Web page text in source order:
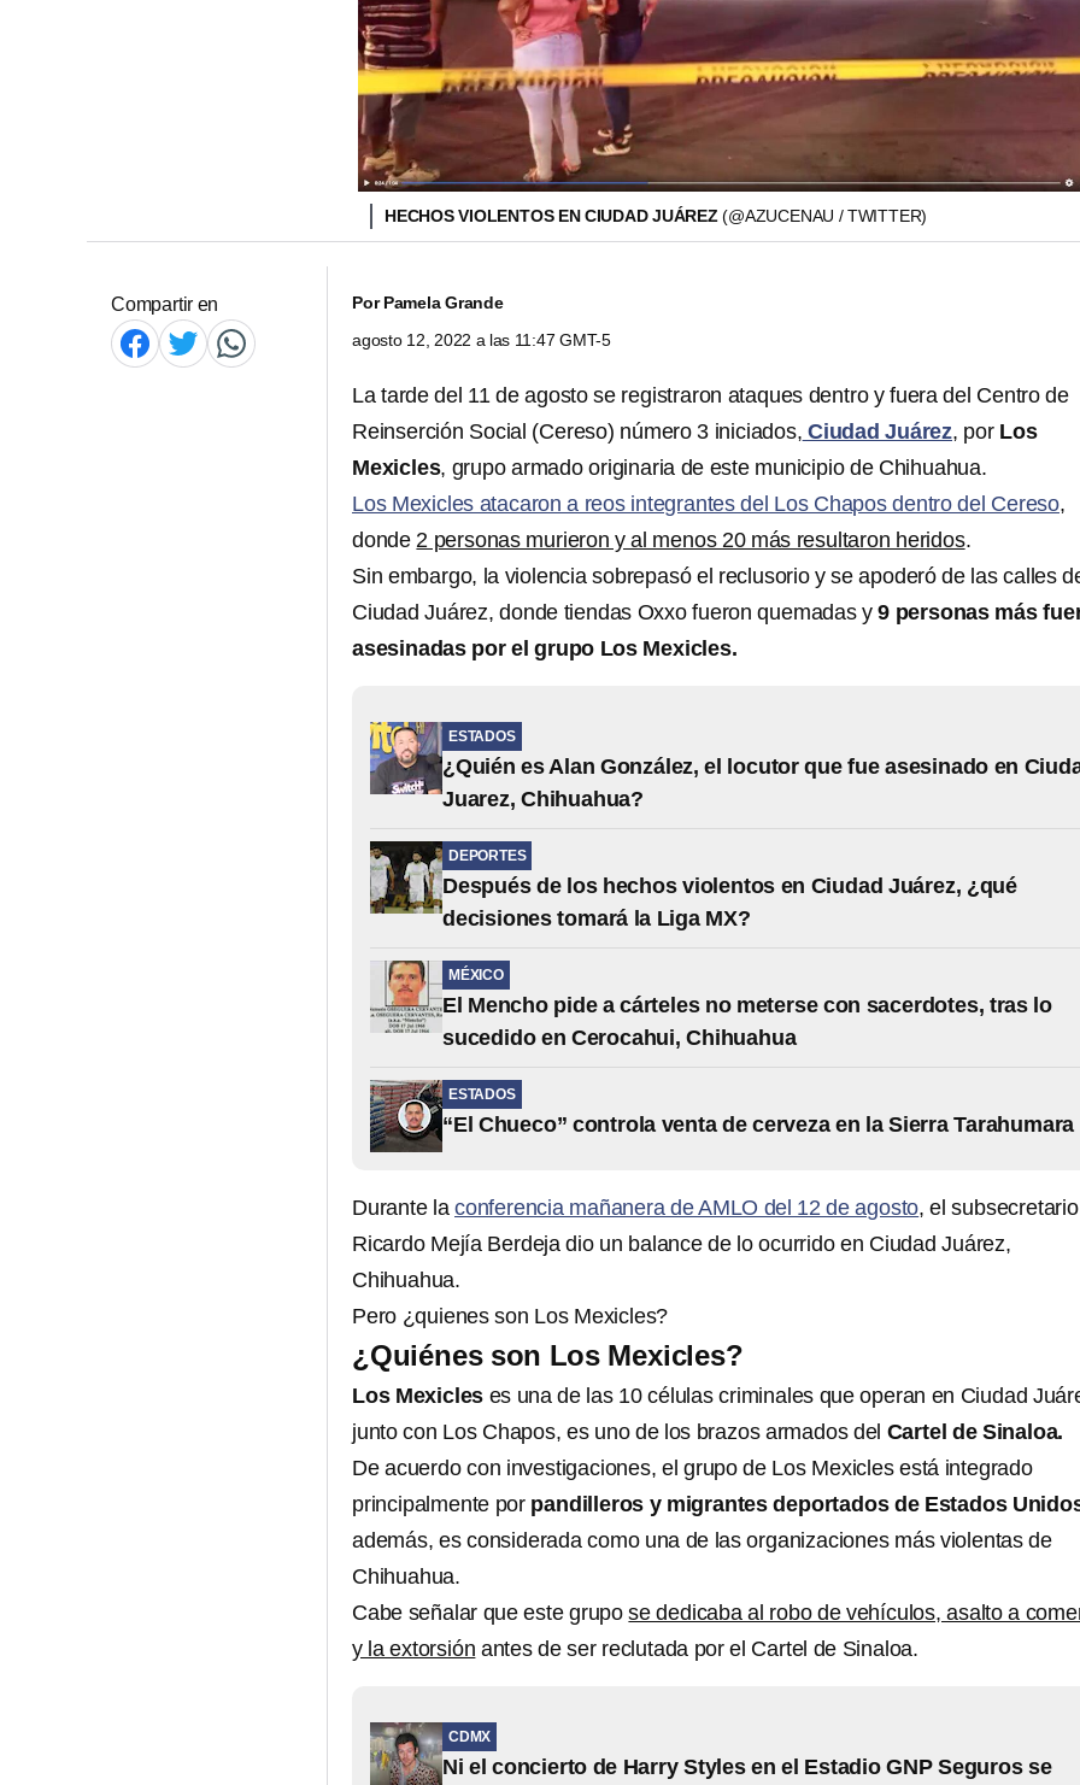
HECHOS VIOLENTOS EN CIUDAD JUÁREZ(@AZUCENAU / TWITTER)
Compartir en PorPamela Grande
agosto 12, 2022 a las 11:47 GMT-5
La tarde del 11 de agosto se registraron ataques dentro y fuera del Centro de
Reinserción Social (Cereso) número 3 iniciados, Ciudad Juárez, porLos
Mexicles, grupo armado originaria de este municipio de Chihuahua.
Los Mexicles atacaron a reos integrantes del Los Chapos dentro del Cereso,
donde 2 personas murieron y al menos 20 más resultaron heridos.
Sin embargo, la violencia sobrepasó el reclusorio y se apoderó de las calles
Ciudad Juárez, donde tiendas Oxxo fueron quemadas y9 personas más
asesinadas por el grupo Los Mexicles.
ESTADOS
¿Quién es Alan González, el locutor que fue asesinado en
Juarez, Chihuahua?
DEPORTES
Después de los hechos violentos en Ciudad Juárez, ¿qué
decisiones tomará la Liga MX?
MÉXICO
El Mencho pide a cárteles no meterse con sacerdotes, tras lo
sucedido en Cerocahui, Chihuahua
ESTADOS
“El Chueco” controla venta de cerveza en la Sierra Tarahumara
Durante laconferencia mañanera de AMLO del 12 de agosto, el subsecretario
Ricardo Mejía Berdeja dio un balance de lo ocurrido en Ciudad Juárez,
Chihuahua.
Pero ¿quienes son Los Mexicles?
¿Quiénes son Los Mexicles?
Los Mexicles es una de las 10 células criminales que operan en Ciudad
junto con Los Chapos, es uno de los brazos armados del Cartel de Sinaloa.
De acuerdo con investigaciones, el grupo de Los Mexicles está integrado
principalmente por pandilleros y migrantes deportados de Estados
además, es considerada como una de las organizaciones más violentas de
Chihuahua.
Cabe señalar que este grupose dedicaba al robo de vehículos, asalto a
y la extorsión antes de ser reclutada por el Cartel de Sinaloa.
CDMX
Ni el concierto de Harry Styles en el Estadio GNP Seguros se